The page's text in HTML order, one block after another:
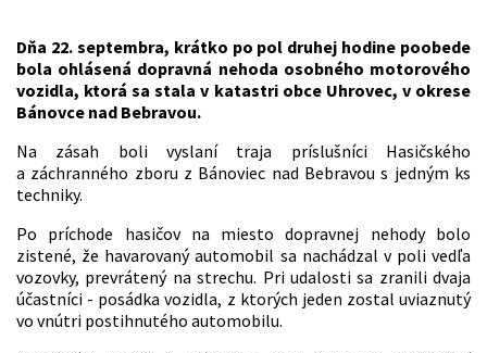
Dňa 22. septembra, krátko po pol druhej hodine poobede
bola ohlásená dopravná nehoda osobného motorového
vozidla, ktorá sa stala v katastri obce Uhrovec, v okrese
Bánovce nad Bebravou.
Na zásah boli vyslaní traja príslušníci Hasičského
a záchranného zboru z Bánoviec nad Bebravou s jedným ks
techniky.
Po príchode hasičov na miesto dopravnej nehody bolo
zistené, že havarovaný automobil sa nachádzal v poli vedľa
vozovky, prevrátený na strechu. Pri udalosti sa zranili dvaja
účastníci - posádka vozidla, z ktorých jeden zostal uviaznutý
vo vnútri postihnutého automobilu.